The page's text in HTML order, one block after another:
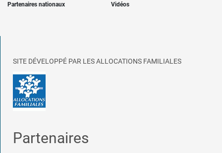
Partenaires nationaux Vidéos
SITE DÉVELOPPÉ PAR LES ALLOCATIONS FAMILIALES
Partenaires